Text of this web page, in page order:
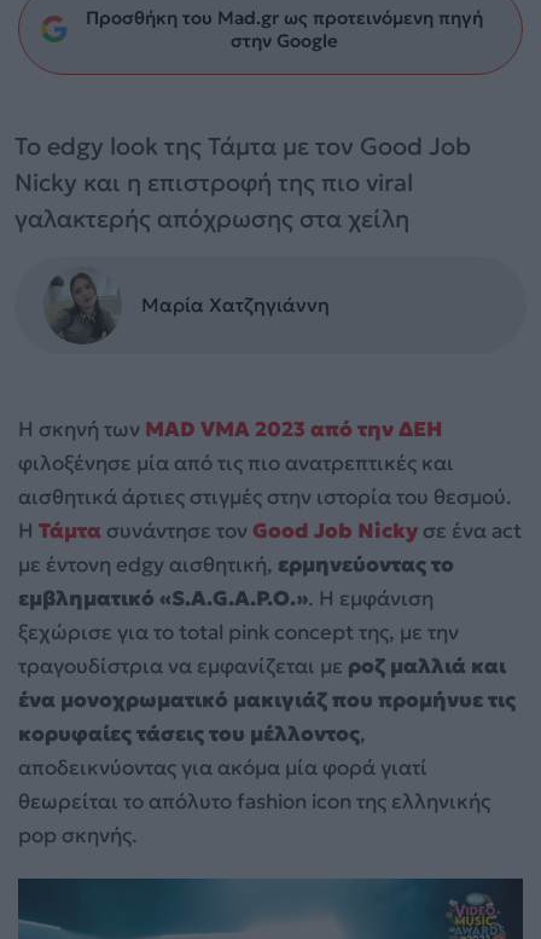
Προσθήκη του Mad.gr ως προτεινόμενη πηγή
στην Google
Το edgy look της Τάμτα με τον Good Job
Nicky και η επιστροφή της πιο viral
γαλακτερής απόχρωσης στα χείλη
Μαρία Χατζηγιάννη
Η σκηνή των MAD VMA 2023 από την ΔΕΗ
φιλοξένησε μία από τις πιο ανατρεπτικές και
αισθητικά άρτιες στιγμές στην ιστορία του θεσμού.
Η Τάμτα συνάντησε τον Good Job Nicky σε ένα act
με έντονη edgy αισθητική, ερμηνεύοντας το
εμβληματικό «S.A.G.A.P.Ο.». Η εμφάνιση
ξεχώρισε για το total pink concept της, με την
τραγουδίστρια να εμφανίζεται με ροζ μαλλιά και
ένα μονοχρωματικό μακιγιάζ που προμήνυε τις
κορυφαίες τάσεις του μέλλοντος,
αποδεικνύοντας για ακόμα μία φορά γιατί
θεωρείται το απόλυτο fashion icon της ελληνικής
pop σκηνής.